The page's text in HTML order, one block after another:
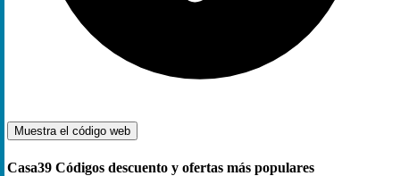
Muestra el código web
Casa39 Códigos descuento y ofertas más populares